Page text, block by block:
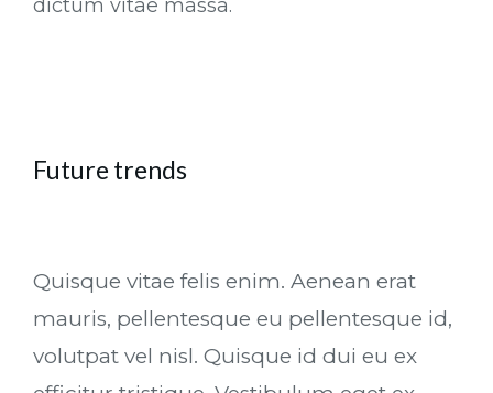
dictum vitae massa.
Future trends
Quisque vitae felis enim. Aenean erat
mauris, pellentesque eu pellentesque id,
volutpat vel nisl. Quisque id dui eu ex